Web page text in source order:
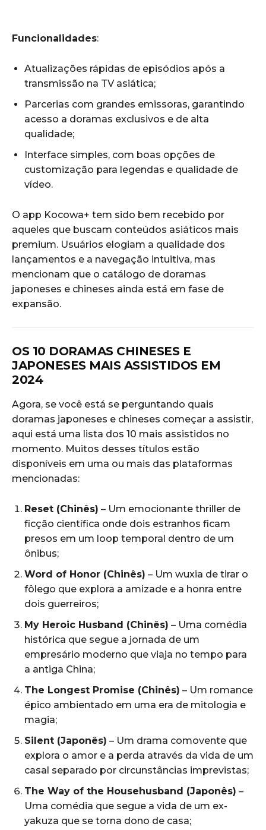
Funcionalidades:
Atualizações rápidas de episódios após a
transmissão na TV asiática;
Parcerias com grandes emissoras, garantindo
acesso a doramas exclusivos e de alta
qualidade;
Interface simples, com boas opções de
customização para legendas e qualidade de
vídeo.
O app Kocowa+ tem sido bem recebido por
aqueles que buscam conteúdos asiáticos mais
premium. Usuários elogiam a qualidade dos
lançamentos e a navegação intuitiva, mas
mencionam que o catálogo de doramas
japoneses e chineses ainda está em fase de
expansão.
OS 10 DORAMAS CHINESES E
JAPONESES MAIS ASSISTIDOS EM
2024
Agora, se você está se perguntando quais
doramas japoneses e chineses começar a assistir,
aqui está uma lista dos 10 mais assistidos no
momento. Muitos desses títulos estão
disponíveis em uma ou mais das plataformas
mencionadas:
Reset (Chinês) – Um emocionante thriller de
ficção científica onde dois estranhos ficam
presos em um loop temporal dentro de um
ônibus;
Word of Honor (Chinês) – Um wuxia de tirar o
fôlego que explora a amizade e a honra entre
dois guerreiros;
My Heroic Husband (Chinês) – Uma comédia
histórica que segue a jornada de um
empresário moderno que viaja no tempo para
a antiga China;
The Longest Promise (Chinês) – Um romance
épico ambientado em uma era de mitologia e
magia;
Silent (Japonês) – Um drama comovente que
explora o amor e a perda através da vida de um
casal separado por circunstâncias imprevistas;
The Way of the Househusband (Japonês) –
Uma comédia que segue a vida de um ex-
yakuza que se torna dono de casa;